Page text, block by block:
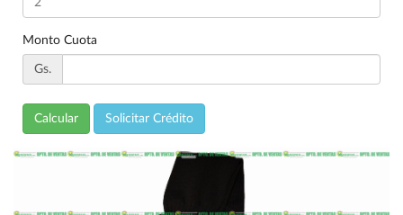
Monto Cuota
Gs.
Calcular Solicitar Crédito